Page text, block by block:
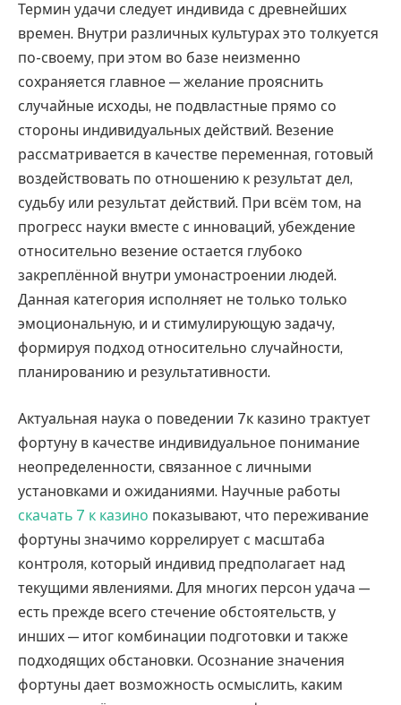
Термин удачи следует индивида с древнейших
времен. Внутри различных культурах это толкуется
по-своему, при этом во базе неизменно
сохраняется главное — желание прояснить
случайные исходы, не подвластные прямо со
стороны индивидуальных действий. Везение
рассматривается в качестве переменная, готовый
воздействовать по отношению к результат дел,
судьбу или результат действий. При всём том, на
прогресс науки вместе с инноваций, убеждение
относительно везение остается глубоко
закреплённой внутри умонастроении людей.
Данная категория исполняет не только только
эмоциональную, и и стимулирующую задачу,
формируя подход относительно случайности,
планированию и результативности.
Актуальная наука о поведении 7к казино трактует
фортуну в качестве индивидуальное понимание
неопределенности, связанное с личными
установками и ожиданиями. Научные работы
скачать 7 к казино показывают, что переживание
фортуны значимо коррелирует с масштаба
контроля, который индивид предполагает над
текущими явлениями. Для многих персон удача —
есть прежде всего стечение обстоятельств, у
инших — итог комбинации подготовки и также
подходящих обстановки. Осознание значения
фортуны дает возможность осмыслить, каким